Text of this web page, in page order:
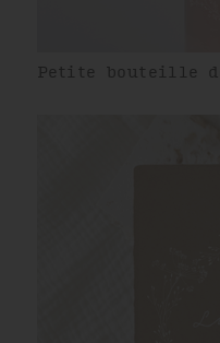
Petite bouteille